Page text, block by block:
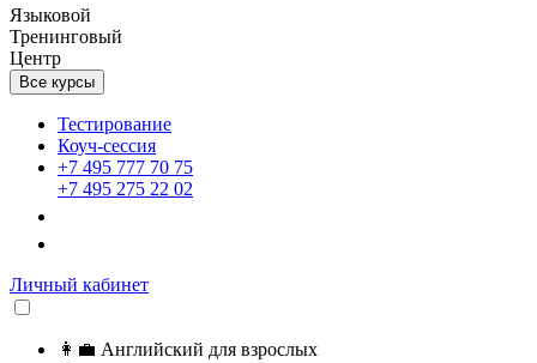
Языковой
Тренинговый
Центр
Все курсы
Тестирование
Коуч-сессия
+7 495 777 70 75
+7 495 275 22 02
Личный кабинет
👩‍💼 Английский для взрослых